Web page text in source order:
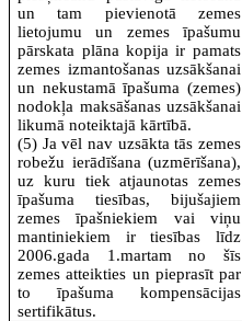
un tam pievienotā zemes
lietojumu un zemes īpašumu
pārskata plāna kopija ir pamats
zemes izmantošanas uzsākšanai
un nekustamā īpašuma (zemes)
nodokļa maksāšanas uzsākšanai
likumā noteiktajā kārtībā.
(5) Ja vēl nav uzsākta tās zemes
robežu ierādīšana (uzmērīšana),
uz kuru tiek atjaunotas zemes
īpašuma tiesības, bijušajiem
zemes īpašniekiem vai viņu
mantiniekiem ir tiesības līdz
2006.gada 1.martam no šīs
zemes atteikties un pieprasīt par
to īpašuma kompensācijas
sertifikātus.